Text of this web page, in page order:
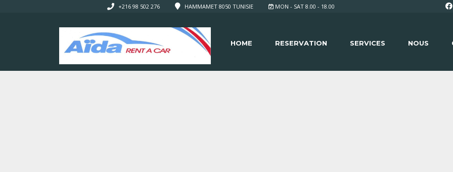
MON - SAT 8.00 - 18.00
HAMMAMET 8050 TUNISIE
+216 98 502 276
HOME RESERVATION SERVICES NOUS